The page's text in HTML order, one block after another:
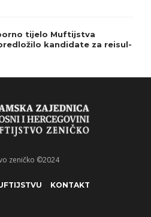
tijelo Muftijstva
kandidate za reisul-
zeničko ©2024
KONTAKT